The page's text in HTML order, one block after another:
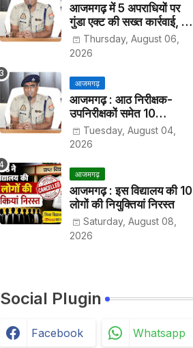
आजमगढ़ में 5 अपराधियों पर
गुंडा एक्ट की सख्त कार्रवाई, अब
हर पखवाड़े थाने में लगानी होगी
हाजिरी
Thursday, August 06,
2026
आजमगढ़
आजमगढ़ : आठ निरीक्षक-
उपनिरीक्षकों समेत 10
अधिकारियों के तबादले
Tuesday, August 04,
2026
आजमगढ़
आजमगढ़ : इस विद्यालय की 10
लोगों की नियुक्तियां निरस्त
Saturday, August 08,
2026
Social Plugin
Facebook Whatsapp